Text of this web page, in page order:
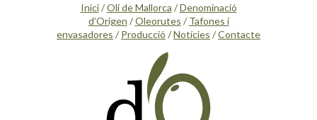
Inici/Oli de Mallorca /Denominació
d’Origen /Oleorutes / Tafones i
envasadores / Producció /Notícies /Contacte